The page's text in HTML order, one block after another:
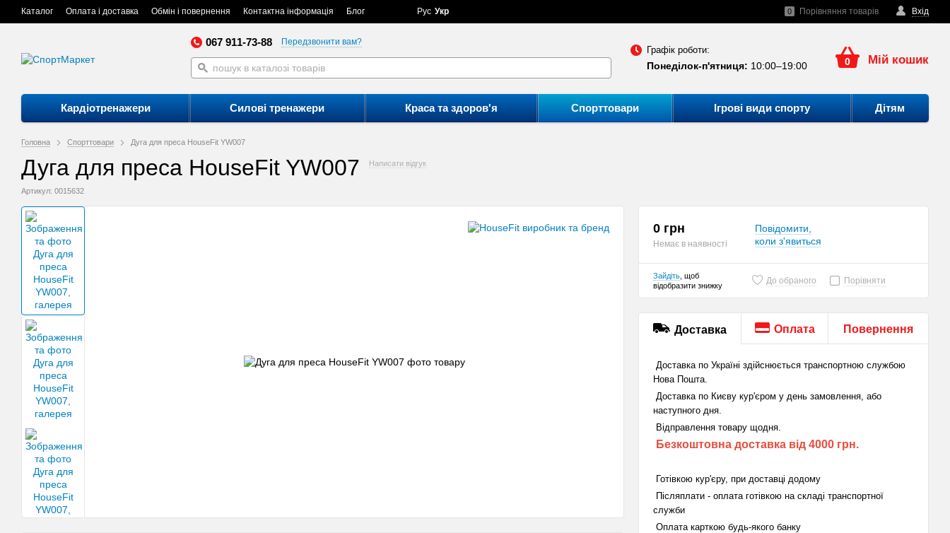
Каталог Оплата і доставка Обмін і повернення Контактна інформація Блог Вхід
0 Порівняння товарів
Рус Укр
067 911-73-88 Передзвонити вам?
Графік роботи:
Понеділок-п'ятниця: 10:00–19:00 0 Мій кошик
Кардіотренажери Силові тренажери Краса та здоров'я Спорттовари Ігрові види спорту Дітям
Головна Спорттовари Дуга для преса HouseFit YW007
Дуга для преса HouseFit YW007 Написати відгук
Артикул: 0015632
0 грн
Немає в наявності
Повідомити,
коли з'явиться
Зайдіть , щоб
відобразити знижку
До обраного Порівняти
Доставка Оплата Повернення
Доставка по Україні здійснюється транспортною службою
Нова Пошта.
Доставка по Києву кур'єром у день замовлення, або
наступного дня.
Відправлення товару щодня.
Безкоштовна доставка від 4000 грн.
Готівкою кур'єру, при доставці додому
Післяплати - оплата готівкою на складі транспортної
служби
Оплата карткою будь-якого банку